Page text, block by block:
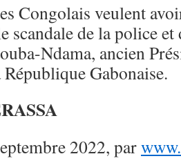
Congolais veulent
scandale de la police et
Ndama, ancien
Gabonaise.
2022, par